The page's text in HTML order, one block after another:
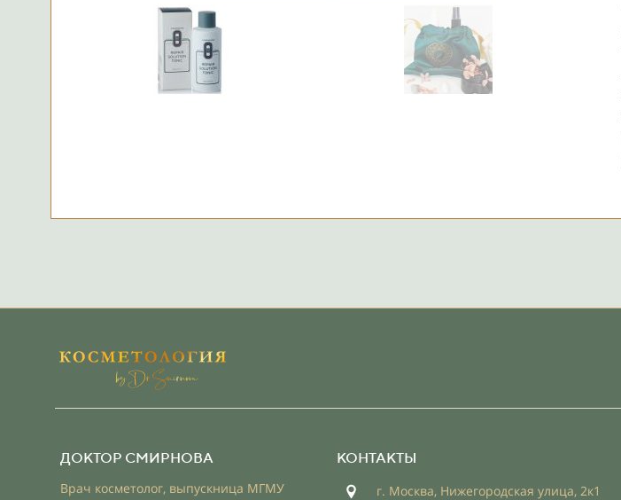
ДОКТОР СМИРНОВА
Врач косметолог, выпускница МГМУ
КОНТАКТЫ
г. Москва, Нижегородская улица, 2к1